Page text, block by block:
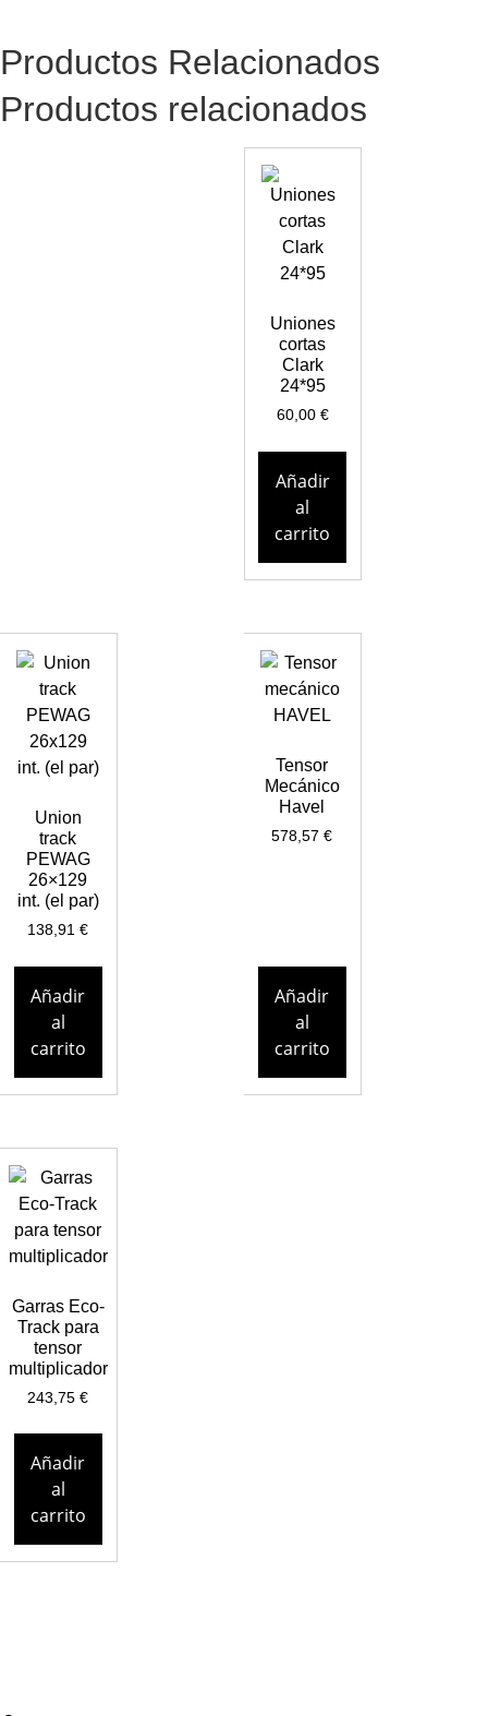
Productos Relacionados
Productos relacionados
Uniones
cortas
Clark
24*95
60,00 €
Añadir
al
carrito
Union
track
PEWAG
26×129
int. (el par)
138,91€
Añadir
al
carrito
Tensor
Mecánico
Havel
578,57€
Añadir
al
carrito
Garras Eco-
Track para
tensor
multiplicador
243,75€
Añadir
al
carrito